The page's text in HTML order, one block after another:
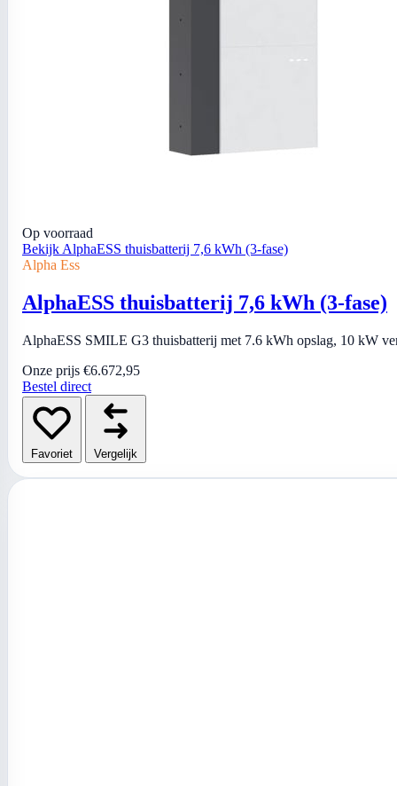
Op voorraad
Bekijk AlphaESS thuisbatterij 7,6 kWh (3-fase)
Alpha Ess
AlphaESS thuisbatterij 7,6 kWh (3-fase)
AlphaESS SMILE G3 thuisbatterij met 7.6 kWh opslag, 10 kW
Onze prijs €6.672,95
Bestel direct
Favoriet Vergelijk